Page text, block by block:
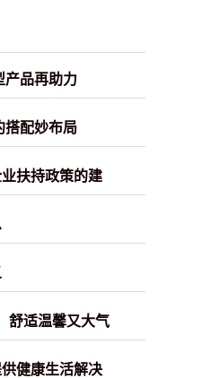
产品再助力
搭配妙布局
扶持政策的建
舒适温馨又大气
健康生活解决